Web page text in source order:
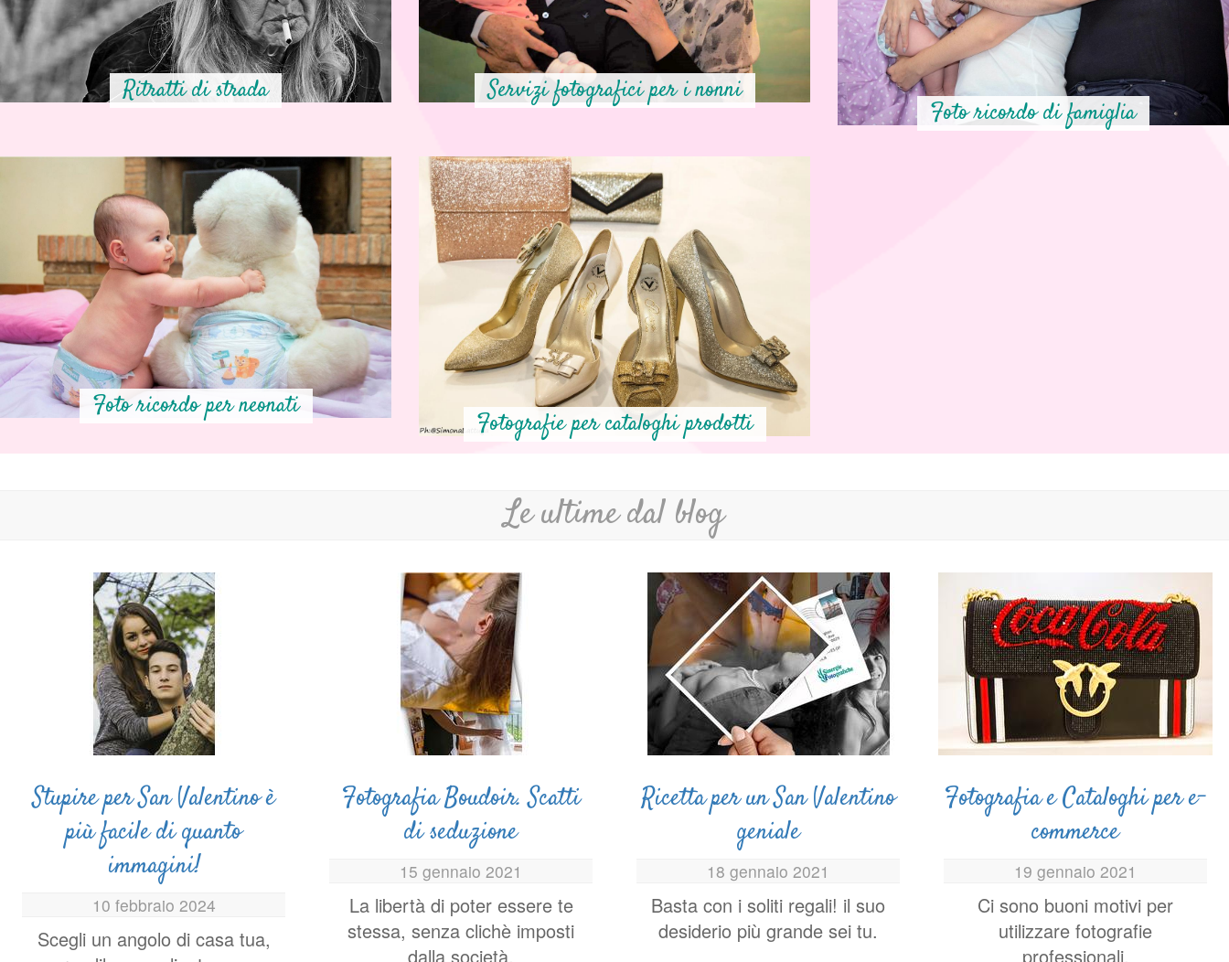
Ritratti di strada Servizi fotografici per i nonni
Foto ricordo di famiglia
Foto ricordo per neonati
Fotografie per cataloghi prodotti
Le ultime dal blog
Stupire per San Valentino è
più facile di quanto
immagini!
10 febbraio 2024
Scegli un angolo di casa tua,
Fotografia Boudoir. Scatti
di seduzione
15 gennaio 2021
La libertà di poter essere te
stessa, senza clichè imposti
dalla società.
Ricetta per un San Valentino
geniale
18 gennaio 2021
Basta con i soliti regali! il suo
desiderio più grande sei tu.
Fotografia e Cataloghi per e-
commerce
19 gennaio 2021
Ci sono buoni motivi per
utilizzare fotografie
professionali.